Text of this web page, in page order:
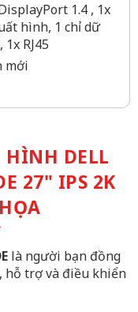
1.4 , 1x
hình, 1 chỉ dữ
RJ45
mới
DELL
27" IPS 2K
là người bạn đồng
hỗ trợ và điều khiển